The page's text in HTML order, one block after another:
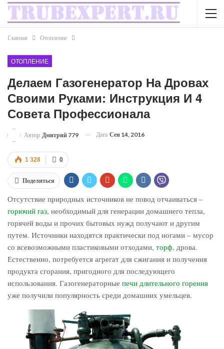
Главная Отопление
ОТОПЛЕНИЕ
Делаем Газогенератор На Дровах
Своими Руками: Инструкция И 4
Совета Профессионала
Автор Дмитрий 779 Дата Сен 14, 2016
0
1 328
Поделиться
Отсутствие природных источников не повод отчаиваться –
горючий газ, необходимый для генерации домашнего тепла,
горячей воды и прочих бытовых нужд получают и другим
путем. Источники находятся практически под ногами – мусор
со всевозможными пластиковыми отходами, торф, дрова.
Естественно, потребуется агрегат для сжигания и получения
продукта сгорания, пригодного для последующего
использования. Газогенераторные печи длительного горения
уже получили популярность среди домашних умельцев.